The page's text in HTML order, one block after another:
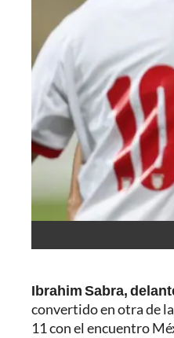
Ibrahim Sabra,
convertido en otra de
11 con el encuentro